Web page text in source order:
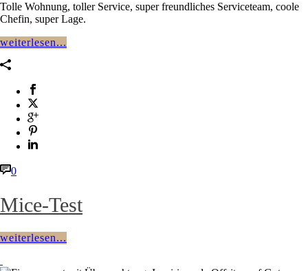
Tolle Wohnung, toller Service, super freundliches Serviceteam, coole
Chefin, super Lage.
weiterlesen...
0
Mice-Test
weiterlesen...